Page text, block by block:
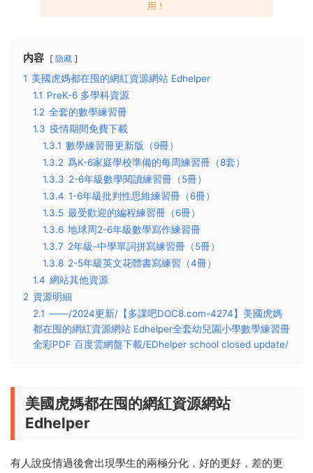
用！
内容 隐藏
1 美國虎媽都在囤的網紅資源網站 Edhelper
1.1 PreK-6 多學科資源
1.2 全套的數學練習冊
1.3 疫情期間免費下載
1.3.1 數學練習冊更新版（9冊）
1.3.2 爲K-6家庭學校準備的每周練習冊（8套）
1.3.3 2-6年級數學閱讀練習冊（5冊）
1.3.4 1-6年級批判性思維練習冊（6冊）
1.3.5 最受歡迎的編程練習冊（6冊）
1.3.6 地球周2-6年級數學寫作練習冊
1.3.7 2年級-中學單詞拼寫練習冊（5冊）
1.3.8 2-5年級英文花體書寫練習（4冊）
1.4 網站其他資源
2 資源明細
2.1 ——/2024更新/【多課吧DOC8.com-4274】美國虎媽
都在囤的網紅資源網站 Edhelper全套幼兒園小學數學練習冊
全彩PDF 百度雲網盤下載/EDhelper school closed update/
美國虎媽都在囤的網紅資源網站
Edhelper
有人說疫情過後會出現學生的兩極分化，好的更好，差的更